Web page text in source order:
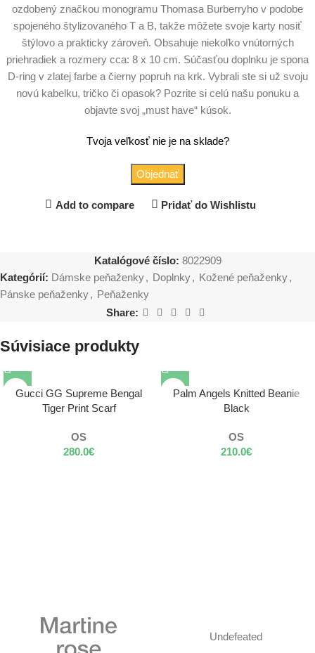
ozdobený značkou monogramu Thomasa Burberryho v podobe
spojeného štylizovaného T a B, takže môžete svoje karty nosiť
štýlovo a prakticky zároveň. Obsahuje niekoľko vnútorných
priehradiek a rozmery cca: 8 x 10 cm. Súčasťou doplnku je spona
D-ring v zlatej farbe a čierny popruh na krk. Vybrali ste si už svoju
novú kabelku, tričko či opasok? Pozrite si celú našu ponuku a
objavte svoj „must have“ kúsok.
Tvoja veľkosť nie je na sklade?
Objednať
Add to compare Pridať do Wishlistu
Katalógové číslo: 8022909
Kategórií: Dámske peňaženky, Doplnky, Kožené peňaženky,
Pánske peňaženky, Peňaženky
Share:
Súvisiace produkty
Gucci GG Supreme Bengal
Tiger Print Scarf
OS
280.0€
Palm Angels Knitted Beanie
Black
OS
210.0€
Undefeated